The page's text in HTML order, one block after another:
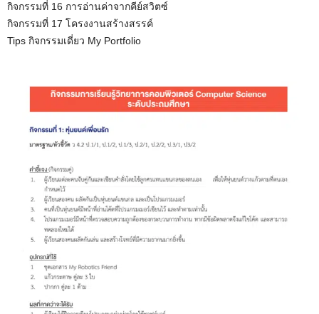
กิจกรรมที่ 16 การอ่านค่าจากคีย์สวิตซ์
กิจกรรมที่ 17 โครงงานสร้างสรรค์
Tips กิจกรรมเดี่ยว My Portfolio